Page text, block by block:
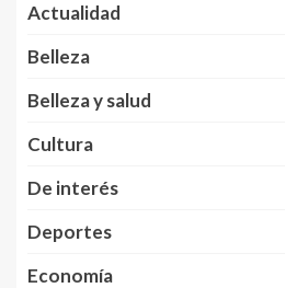
Actualidad
Belleza
Belleza y salud
Cultura
De interés
Deportes
Economía